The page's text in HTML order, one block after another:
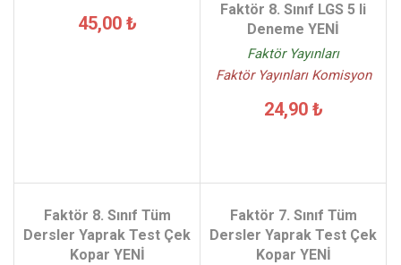
45,00 ₺
Faktör 8. Sınıf LGS 5 li
Deneme YENİ
Faktör Yayınları
Faktör Yayınları Komisyon
24,90 ₺
Faktör 8. Sınıf Tüm
Dersler Yaprak Test Çek
Kopar YENİ
Faktör 7. Sınıf Tüm
Dersler Yaprak Test Çek
Kopar YENİ